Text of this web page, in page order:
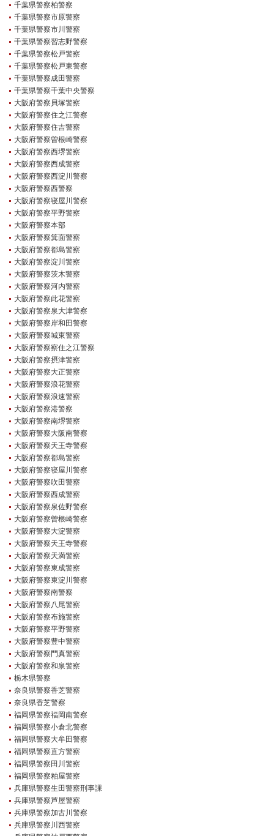
千葉県警察柏警察
千葉県警察市原警察
千葉県警察市川警察
千葉県警察習志野警察
千葉県警察松戸警察
千葉県警察松戸東警察
千葉県警察成田警察
千葉県警察千葉中央警察
大阪府警察貝塚警察
大阪府警察住之江警察
大阪府警察住吉警察
大阪府警察曽根崎警察
大阪府警察西堺警察
大阪府警察西成警察
大阪府警察西淀川警察
大阪府警察西警察
大阪府警察寝屋川警察
大阪府警察平野警察
大阪府警察本部
大阪府警察箕面警察
大阪府警察都島警察
大阪府警察淀川警察
大阪府警察茨木警察
大阪府警察河内警察
大阪府警察此花警察
大阪府警察泉大津警察
大阪府警察岸和田警察
大阪府警察城東警察
大阪府警察察住之江警察
大阪府警察摂津警察
大阪府警察大正警察
大阪府警察浪花警察
大阪府警察浪速警察
大阪府警察港警察
大阪府警察南堺警察
大阪府警察大阪南警察
大阪府警察天王寺警察
大阪府警察都島警察
大阪府警察寝屋川警察
大阪府警察吹田警察
大阪府警察西成警察
大阪府警察泉佐野警察
大阪府警察曽根崎警察
大阪府警察大淀警察
大阪府警察天王寺警察
大阪府警察天満警察
大阪府警察東成警察
大阪府警察東淀川警察
大阪府警察南警察
大阪府警察八尾警察
大阪府警察布施警察
大阪府警察平野警察
大阪府警察豊中警察
大阪府警察門真警察
大阪府警察和泉警察
栃木県警察
奈良県警察香芝警察
奈良県香芝警察
福岡県警察福岡南警察
福岡県警察小倉北警察
福岡県警察大牟田警察
福岡県警察直方警察
福岡県警察田川警察
福岡県警察粕屋警察
兵庫県警察生田警察刑事課
兵庫県警察芦屋警察
兵庫県警察加古川警察
兵庫県警察川西警察